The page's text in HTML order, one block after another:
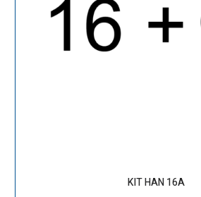
KIT HAN 16A